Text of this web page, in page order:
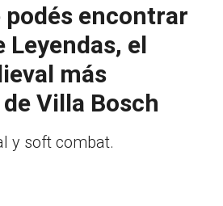
podés encontrar
Leyendas, el
más
Villa Bosch
y soft combat.